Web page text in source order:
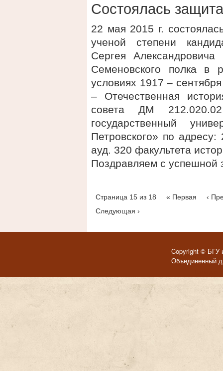
Состоялась защита
22 мая 2015 г.
ученой степени
Сергея
Семеновского полка в
условиях 1917 –
– Отечественная
совета ДМ
государственный
Петровского» по
ауд. 320 факультета
Поздравляем с успешной
Страница 15 из 18 « Первая
‹
Следующая ›
Copyright © БГУ
Объединенный